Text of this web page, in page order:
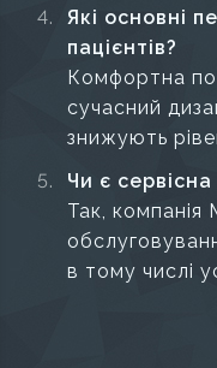
Які основні
пацієнтів?
Комфортна
сучасний
знижують
Чи є сервісна
Так, компанія
в тому числі